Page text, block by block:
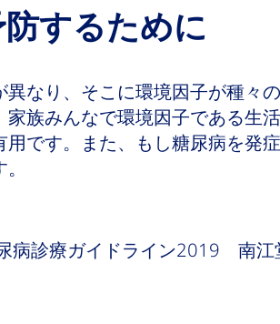
するために
なり、そこに環境因子が種々
族みんなで環境因子である生
です。また、もし糖尿病を発
病診療ガイドライン2019 南江